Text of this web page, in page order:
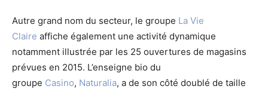
Autre grand nom du secteur, le groupe La Vie
Claire affiche également une activité dynamique
notamment illustrée par les 25 ouvertures de magasins
prévues en 2015. L’enseigne bio du
groupe Casino, Naturalia, a de son côté doublé de taille